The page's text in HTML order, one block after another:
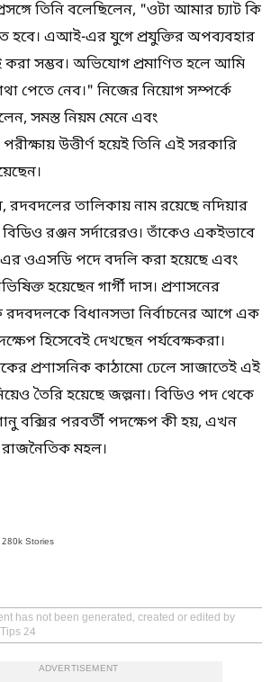
তিনি বলেছিলেন, "ওটা আমার চ্যাট কি
হবে। এআই-এর যুগে প্রযুক্তির অপব্যবহার
সম্ভব। অভিযোগ প্রমাণিত হলে আমি
পেতে নেব।" নিজের নিয়োগ সম্পর্কে
সমস্ত নিয়ম মেনে এবং
উত্তীর্ণ হয়েই তিনি এই সরকারি
রদবদলের তালিকায় নাম রয়েছে নদিয়ার
রঞ্জন সর্দারেরও। তাঁকেও একইভাবে
এর ওএসডি পদে বদলি করা হয়েছে এবং
হয়েছেন গার্গী দাস। প্রশাসনের
বিধানসভা নির্বাচনের আগে এক
হিসেবেই দেখছেন পর্যবেক্ষকরা।
প্রশাসনিক কাঠামো ঢেলে সাজাতেই এই
তৈরি হয়েছে জল্পনা। বিডিও পদ থেকে
বক্সির পরবর্তী পদক্ষেপ কী হয়, এখন
রাজনৈতিক মহল।
280k Stories
has not been generated, created or edited by
24
ADVERTISEMENT